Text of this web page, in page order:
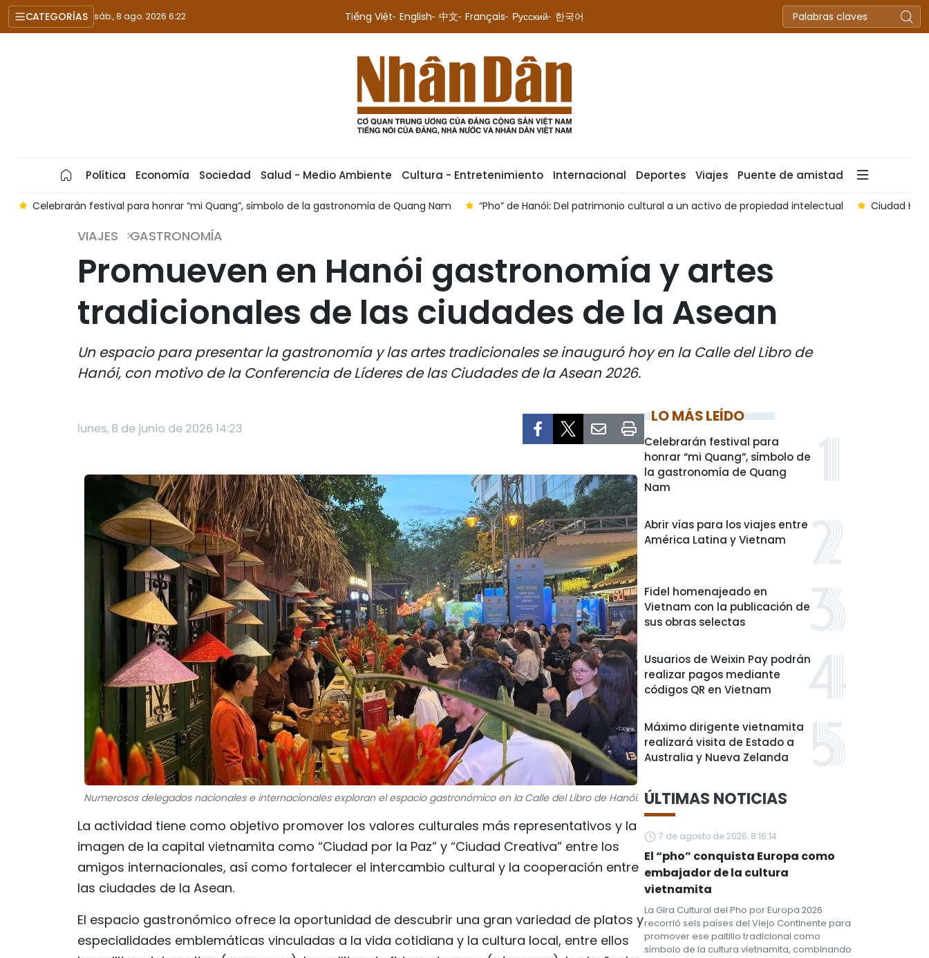
CATEGORÍAS sáb., 8 ago. 2026 6:22 Tiếng Việt English 中文 Français Русский 한국어
Política Economía Sociedad Salud - Medio Ambiente Cultura - Entretenimiento Internacional Deportes Viajes Puente de amistad
Celebrarán festival para honrar “mi Quang”, símbolo de la gastronomía de Quang Nam “Pho” de Hanói: Del patrimonio cultural a un activo de propiedad intelectual Ciudad Ho
VIAJES GASTRONOMÍA
Promueven en Hanói gastronomía y artes
tradicionales de las ciudades de la Asean
Un espacio para presentar la gastronomía y las artes tradicionales se inauguró hoy en la Calle del Libro de
Hanói, con motivo de la Conferencia de Líderes de las Ciudades de la Asean 2026.
lunes, 8 de junio de 2026 14:23
Numerosos delegados nacionales e internacionales exploran el espacio gastronómico en la Calle del Libro de Hanói.
La actividad tiene como objetivo promover los valores culturales más representativos y la
imagen de la capital vietnamita como “Ciudad por la Paz” y “Ciudad Creativa” entre los
amigos internacionales, así como fortalecer el intercambio cultural y la cooperación entre
las ciudades de la Asean.
El espacio gastronómico ofrece la oportunidad de descubrir una gran variedad de platos y
especialidades emblemáticas vinculadas a la vida cotidiana y la cultura local, entre ellos
LO MÁS LEÍDO
Celebrarán festival para
honrar “mi Quang”, símbolo de
la gastronomía de Quang
Nam
Abrir vías para los viajes entre
América Latina y Vietnam
Fidel homenajeado en
Vietnam con la publicación de
sus obras selectas
Usuarios de Weixin Pay podrán
realizar pagos mediante
códigos QR en Vietnam
Máximo dirigente vietnamita
realizará visita de Estado a
Australia y Nueva Zelanda
ÚLTIMAS NOTICIAS
7 de agosto de 2026, 8:16:14
El “pho” conquista Europa como
embajador de la cultura
vietnamita
La Gira Cultural del Pho por Europa 2026
recorrió seis países del Viejo Continente para
promover ese paltillo tradicional como
símbolo de la cultura vietnamita, combinando